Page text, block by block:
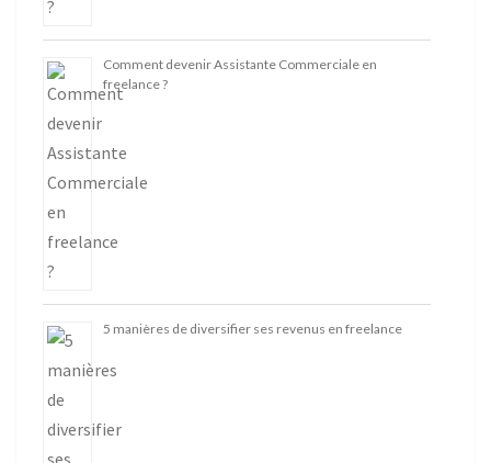
Comment devenir Assistante Commerciale en
freelance ?
5 manières de diversifier ses revenus en freelance